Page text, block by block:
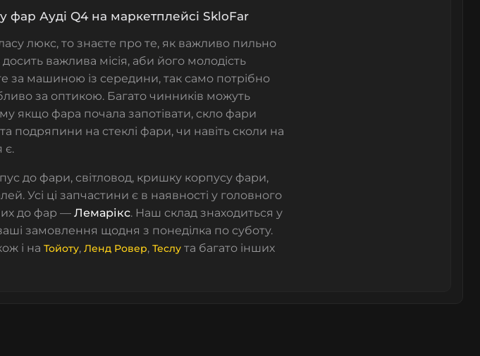
фар Ауді Q4 на маркетплейсі SkloFar
люкс, то знаєте про те, як важливо пильно
важлива місія, аби його молодість
за машиною із середини, так само потрібно
за оптикою. Багато чинників можуть
якщо фара почала запотівати, скло фари
подряпини на стеклі фари, чи навіть сколи на
є.
до фари, світловод, кришку корпусу фари,
Усі ці запчастини є в наявності у головного
до фар — Лемарікс. Наш склад знаходиться у
замовлення щодня з понеділка по суботу.
і на Тойоту, Ленд Ровер, Теслу та багато інших